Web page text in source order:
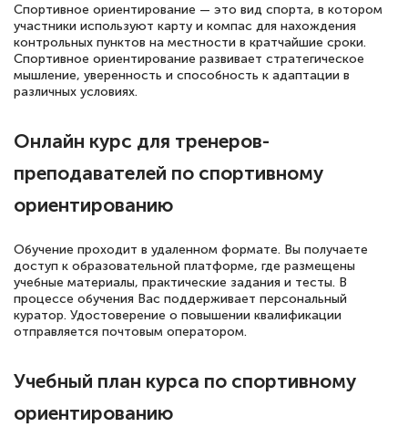
Евгения Коротких
Знаток города 2 уровня
12 марта 2026
Спасибо большое Академии! Грамотное,
вежливое сопровождение! Всё чётко и
понятно! Проходила повышение
квалификации. Ещё раз - СПАСИБО!
Елена Петрикс
11 марта 2026
Всем добрый день! Я прошла курс
Спортивное ориентирование — это вид спорта, в котором
участники используют карту и компас для нахождения
контрольных пунктов на местности в кратчайшие сроки.
Спортивное ориентирование развивает стратегическое
мышление, уверенность и способность к адаптации в
различных условиях.
Онлайн курс для тренеров-
преподавателей по спортивному
ориентированию
Обучение проходит в удаленном формате. Вы получаете
доступ к образовательной платформе, где размещены
учебные материалы, практические задания и тесты. В
процессе обучения Вас поддерживает персональный
куратор. Удостоверение о повышении квалификации
отправляется почтовым оператором.
Учебный план курса по спортивному
ориентированию